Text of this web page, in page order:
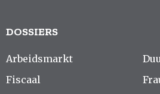
DOSSIERS
Arbeidsmarkt
Fiscaal